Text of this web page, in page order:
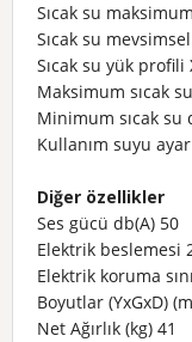
Sıcak su
Sıcak su
Sıcak su yük profili
Maksimum sıcak
Minimum sıcak su
Kullanım suyu
Diğer özellikler
Ses gücü db(A) 50
Elektrik beslemesi
Elektrik koruma
Boyutlar (YxGxD)
Net Ağırlık (kg) 41